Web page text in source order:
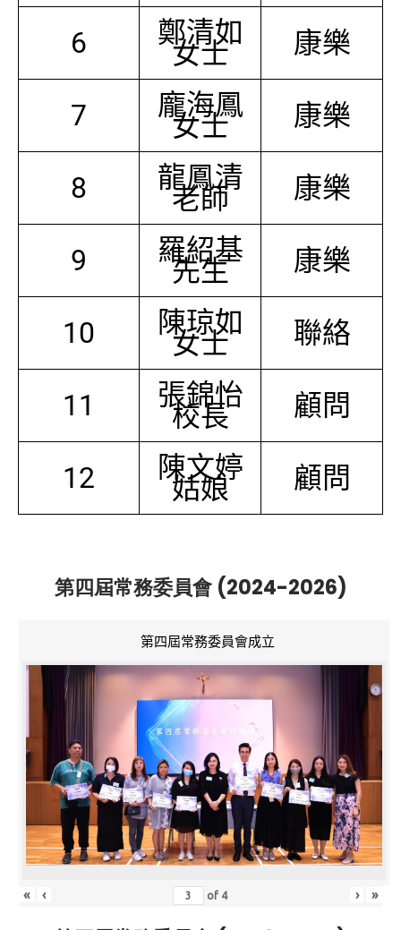
6 鄭清如
女士 康樂
7 龐海鳳
女士 康樂
8 龍鳳清
老師 康樂
9 羅紹基
先生 康樂
10 陳琼如
女士 聯絡
11 張錦怡
校長 顧問
12 陳文婷
姑娘 顧問
第四屆常務委員會 (2024-2026)
第四屆常務委員會成立
« ‹ of 4 › »